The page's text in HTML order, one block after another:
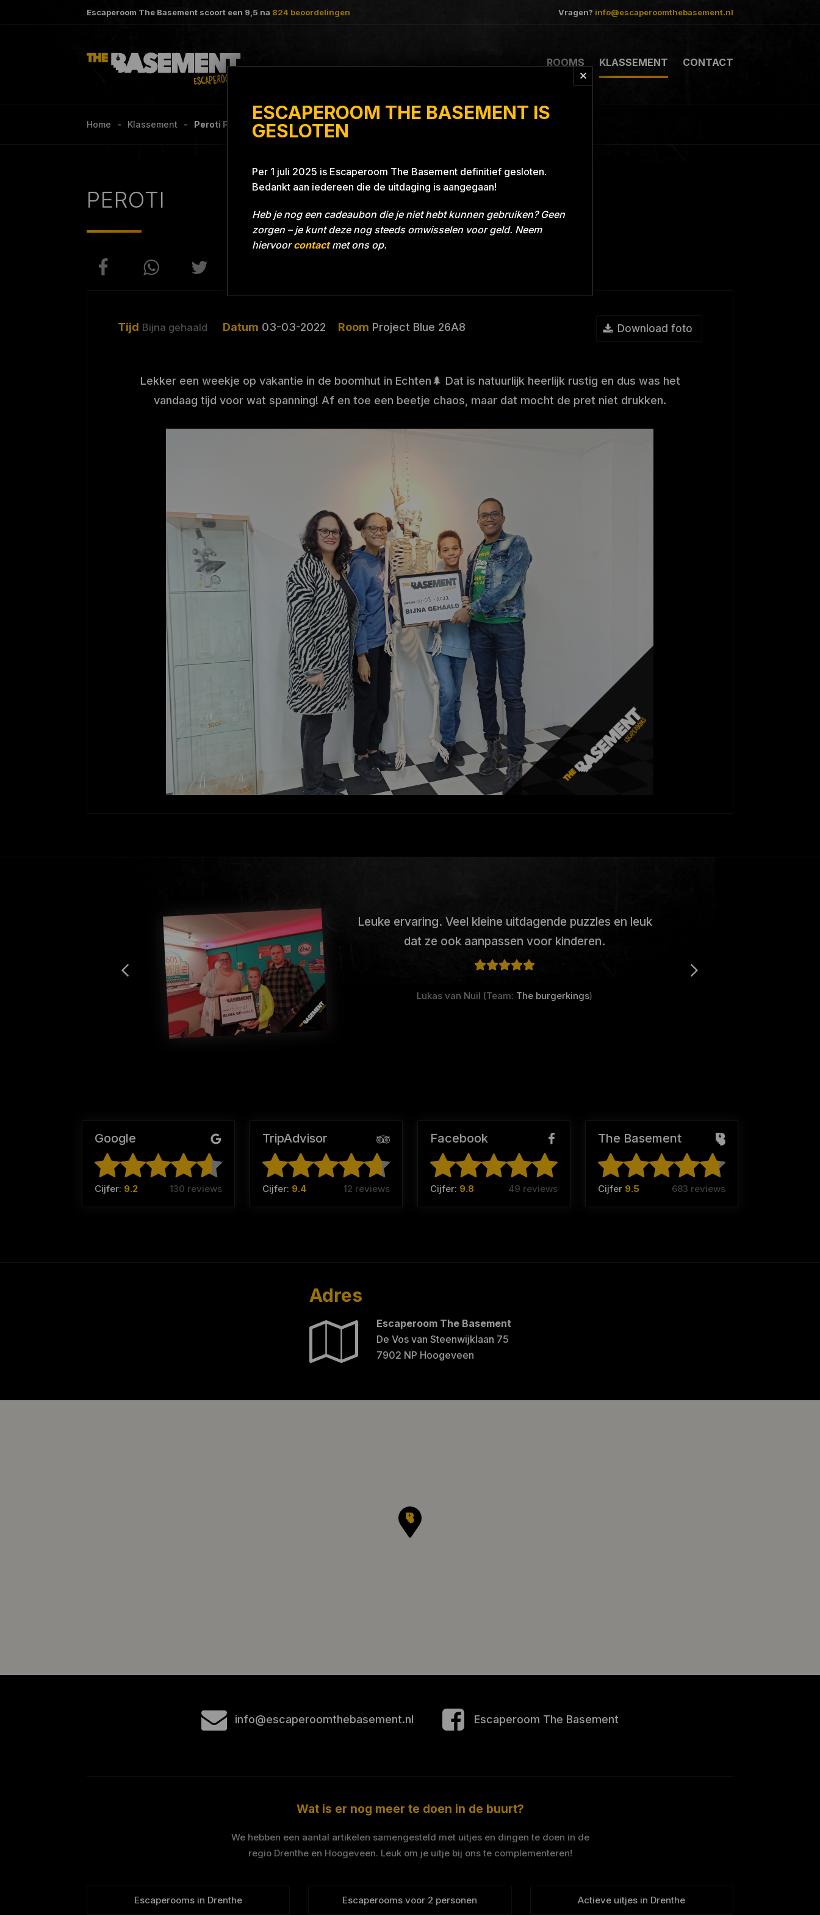
ESCAPEROOM THE BASEMENT IS
GESLOTEN
Per 1 juli 2025 is Escaperoom The Basement definitief gesloten.
Bedankt aan iedereen die de uitdaging is aangegaan!
Heb je nog een cadeaubon die je niet hebt kunnen gebruiken? Geen
zorgen – je kunt deze nog steeds omwisselen voor geld. Neem
hiervoorcontactmet ons op.
Escaperoom The Basement scoort een 9,5 na 824 beoordelingen Vragen? info@escaperoomthebasement.nl
ROOMS KLASSEMENT CONTACT
Home Klassement Peroti Project Blue 26A8
PEROTI
Tijd Bijna gehaald Datum 03-03-2022 Room Project Blue 26A8 Download foto
Lekker een weekje op vakantie in de boomhut in Echten🌲 Dat is natuurlijk heerlijk rustig en dus was het
vandaag tijd voor wat spanning! Af en toe een beetje chaos, maar dat mocht de pret niet drukken.
Leuke ervaring. Veel kleine uitdagende puzzles en leuk
dat ze ook aanpassen voor kinderen.
Lukas van Nuil (Team: The burgerkings)
Google
Cijfer: 9.2 130 reviews
TripAdvisor
Cijfer: 9.4 12 reviews
Facebook
Cijfer: 9.8 49 reviews
The Basement
Cijfer 9.5 683 reviews
Adres
Escaperoom The Basement
De Vos van Steenwijklaan 75
7902 NP Hoogeveen
info@escaperoomthebasement.nl Escaperoom The Basement
Wat is er nog meer te doen in de buurt?
We hebben een aantal artikelen samengesteld met uitjes en dingen te doen in de
regio Drenthe en Hoogeveen. Leuk om je uitje bij ons te complementeren!
Escaperooms in Drenthe Escaperooms voor 2 personen Actieve uitjes in Drenthe